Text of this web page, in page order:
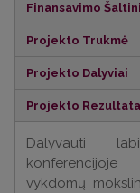
Finansavimo
Projekto Trukmė
Projekto Dalyviai
Projekto
Dalyvauti
konferencijoje
vykdomų